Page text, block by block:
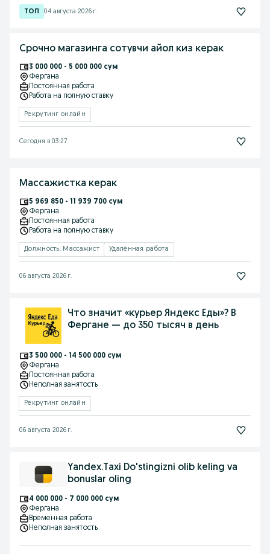
04 августа 2026 г.
Срочно магазинга сотувчи айол киз керак
3 000 000 - 5 000 000 сум
Фергана
Постоянная работа
Работа на полную ставку
Рекрутинг онлайн
Сегодня в 03:27
Массажистка керак
5 969 850 - 11 939 700 сум
Фергана
Постоянная работа
Работа на полную ставку
Должность: Массажист Удалённая работа
06 августа 2026 г.
Что значит «курьер Яндекс Еды»? В
Фергане — до 350 тысяч в день
3 500 000 - 14 500 000 сум
Фергана
Постоянная работа
Неполная занятость
Рекрутинг онлайн
06 августа 2026 г.
Yandex.Taxi Do'stingizni olib keling va
bonuslar oling
4 000 000 - 7 000 000 сум
Фергана
Временная работа
Неполная занятость